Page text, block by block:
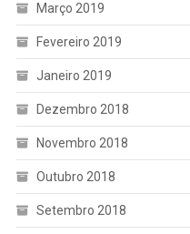
Março 2019
Fevereiro 2019
Janeiro 2019
Dezembro 2018
Novembro 2018
Outubro 2018
Setembro 2018